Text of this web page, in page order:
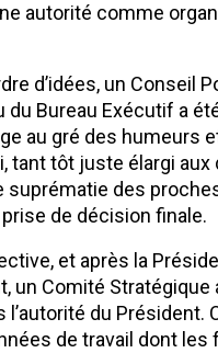
autorité comme
d’idées, un Conseil
Bureau Exécutif a
au gré des humeurs
tant tôt juste élargi aux
suprématie des
de décision finale.
et après la
un Comité Stratégique
du Président.
de travail dont les